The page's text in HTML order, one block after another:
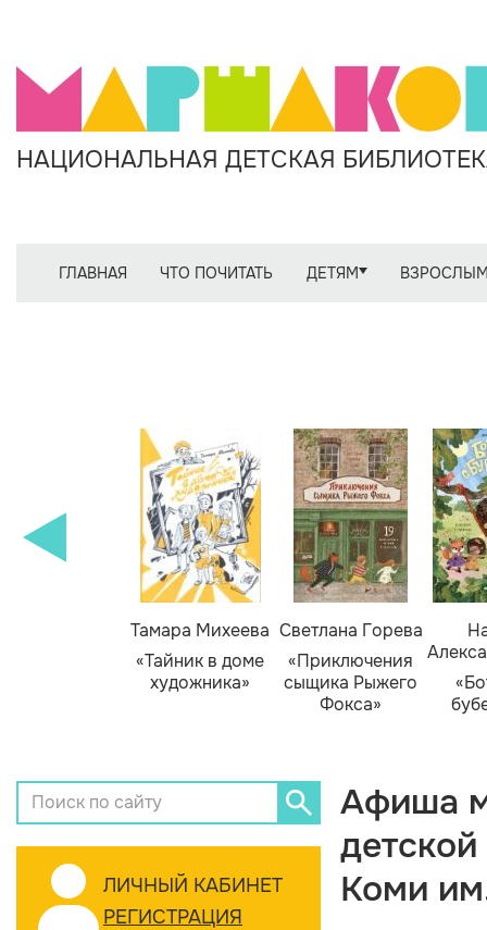
НАЦИОНАЛЬНАЯ ДЕТСКАЯ
ГЛАВНАЯ ЧТО ПОЧИТАТЬ ДЕТЯМ
Тамара Михеева
«Тайник в доме
художника»
Светлана Горева
«Приключения
сыщика Рыжего
Фокса»
ЛИЧНЫЙ КАБИНЕТ
РЕГИСТРАЦИЯ
Афиша
Коми